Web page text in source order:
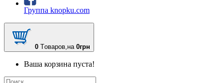
Группа knopku.com
0 Tоваров, на 0грн
Ваша корзина пуста!